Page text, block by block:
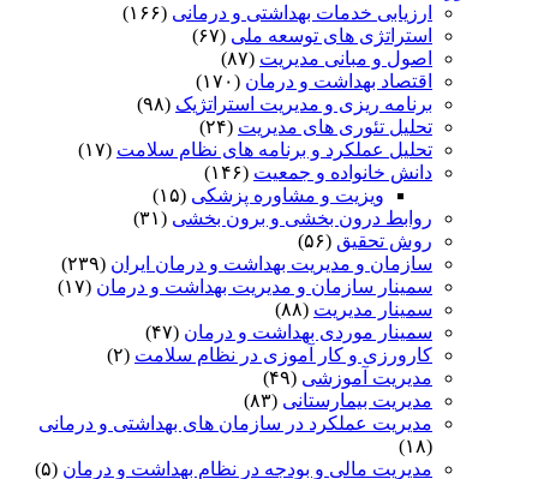
ارزیابی خدمات بهداشتی و درمانی(۱۶۶)
استراتژی های توسعه ملی (۶۷)
اصول و مبانی مدیریت(۸۷)
اقتصاد بهداشت و درمان(۱۷۰)
برنامه ریزی و مدیریت استراتژیک(۹۸)
تحلیل تئوری های مدیریت(۲۴)
تحلیل عملکرد و برنامه های نظام سلامت(۱۷)
دانش خانواده و جمعیت(۱۴۶)
ویزیت و مشاوره پزشکی(۱۵)
روابط درون بخشی و برون بخشی(۳۱)
روش تحقیق (۵۶)
سازمان و مدیریت بهداشت و درمان ایران(۲۳۹)
سمینار سازمان و مدیریت بهداشت و درمان(۱۷)
سمینار مدیریت(۸۸)
سمینار موردی بهداشت و درمان(۴۷)
کارورزی و کار آموزی در نظام سلامت(۲)
مدیریت آموزشی(۴۹)
مدیریت بیمارستانی (۸۳)
مدیریت عملکرد در سازمان های بهداشتی و درمانی
مدیریت مالی و بودجه در نظام بهداشت و درمان(۵)